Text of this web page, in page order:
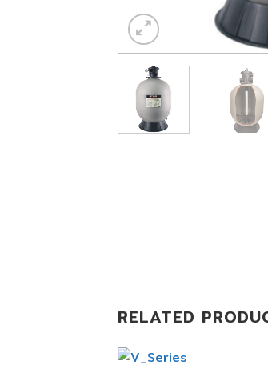
RELATED
+